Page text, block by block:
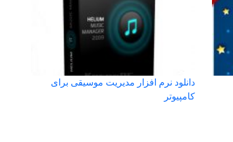
دانلود نرم افزار مدیریت موسیقی برای
کامپیوتر